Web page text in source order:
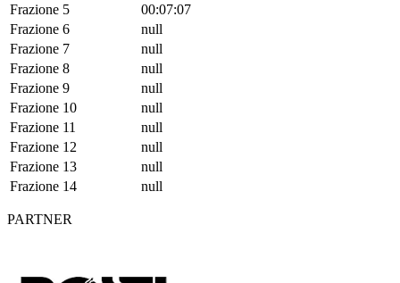
Frazione 5
00:07:07
Frazione 6
null
Frazione 7
null
Frazione 8
null
Frazione 9
null
Frazione 10
null
Frazione 11
null
Frazione 12
null
Frazione 13
null
Frazione 14
null
PARTNER